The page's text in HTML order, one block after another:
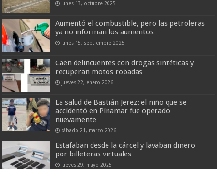
lunes 13, octubre 2025
Aumentó el combustible, pero las petroleras
ya no informan los aumentos
lunes 15, septiembre 2025
Caen delincuentes con drogas sintéticas y
recuperan motos robadas
jueves 22, enero 2026
La salud de Bastián Jerez: el niño que se
accidentó en Pinamar fue operado
nuevamente
sábado 21, marzo 2026
Estafaban desde la cárcel y lavaban dinero
por billeteras virtuales
jueves 29, mayo 2025